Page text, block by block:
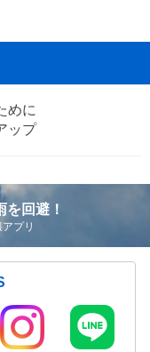
めに
ップ
を回避！
プリ